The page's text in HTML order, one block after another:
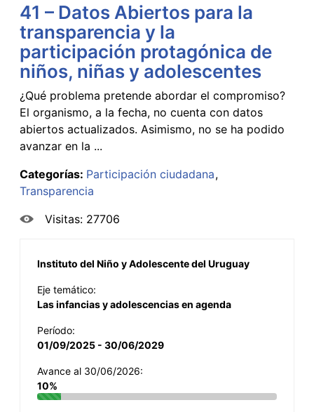
41 – Datos Abiertos para la
transparencia y la
participación protagónica de
niños, niñas y adolescentes
¿Qué problema pretende abordar el compromiso?
El organismo, a la fecha, no cuenta con datos
abiertos actualizados. Asimismo, no se ha podido
avanzar en la ...
Categorías: Participación ciudadana
Transparencia
Visitas: 27706
Instituto del Niño y Adolescente del Uruguay
Eje temático:
Las infancias y adolescencias en agenda
Período:
01/09/2025 - 30/06/2029
Avance al 30/06/2026:
10%